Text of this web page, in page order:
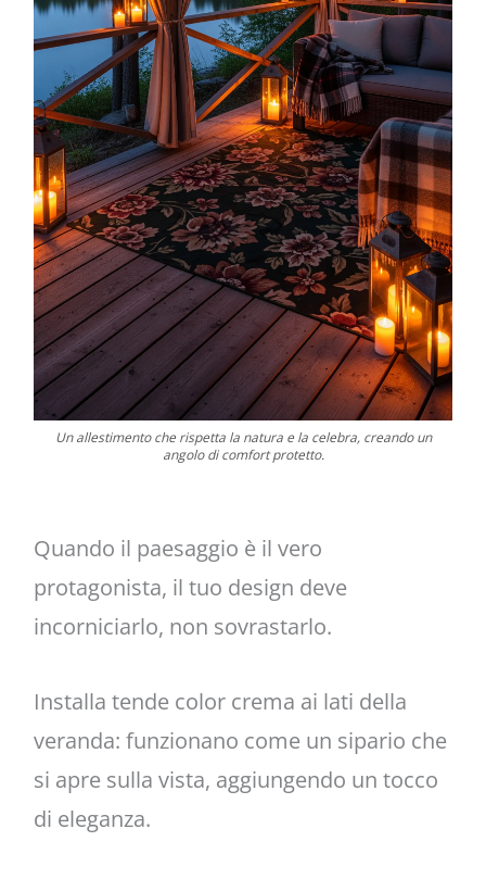
Un allestimento che rispetta la natura e la celebra, creando un
angolo di comfort protetto.
Quando il paesaggio è il vero
protagonista, il tuo design deve
incorniciarlo, non sovrastarlo.
Installa tende color crema ai lati della
veranda: funzionano come un sipario che
si apre sulla vista, aggiungendo un tocco
di eleganza.